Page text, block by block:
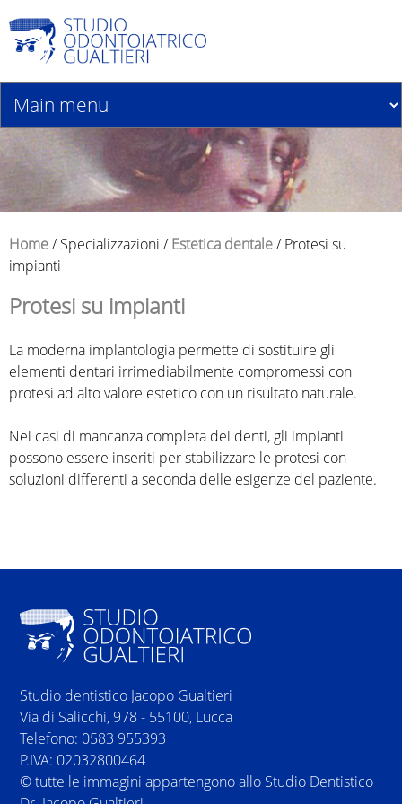
T
u
s
e
i
q
i
Home/Specializzazioni /Estetica dentale/Protesi su
impianti
Protesi su impianti
La moderna implantologia permette di sostituire gli
elementi dentari irrimediabilmente compromessi con
protesi ad alto valore estetico con un risultato naturale.
Nei casi di mancanza completa dei denti, gli impianti
possono essere inseriti per stabilizzare le protesi con
soluzioni differenti a seconda delle esigenze del paziente.
Studio dentistico Jacopo Gualtieri
Via di Salicchi, 978 - 55100, Lucca
Telefono: 0583 955393
P.IVA: 02032800464
© tutte le immagini appartengono allo Studio Dentistico